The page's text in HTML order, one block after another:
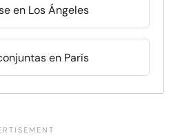
en Los Ángeles
en París